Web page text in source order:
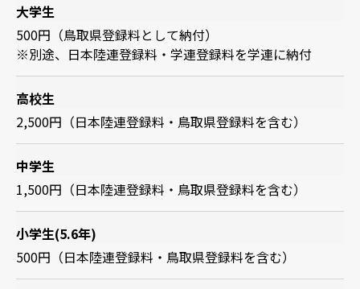
大学生
500円（鳥取県登録料として納付）
※別途、日本陸連登録料・学連登録料を学連に納付
高校生
2,500円（日本陸連登録料・鳥取県登録料を含む）
中学生
1,500円（日本陸連登録料・鳥取県登録料を含む）
小学生(5.6年)
500円（日本陸連登録料・鳥取県登録料を含む）